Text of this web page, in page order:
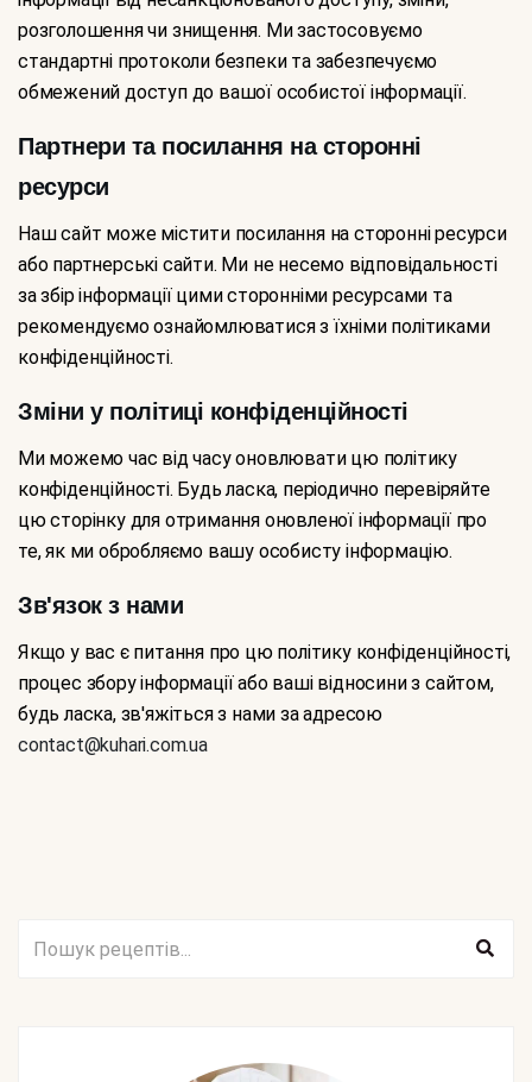
розголошення чи знищення. Ми застосовуємо
стандартні протоколи безпеки та забезпечуємо
обмежений доступ до вашої особистої інформації.
Партнери та посилання на сторонні
ресурси
Наш сайт може містити посилання на сторонні ресурси
або партнерські сайти. Ми не несемо відповідальності
за збір інформації цими сторонніми ресурсами та
рекомендуємо ознайомлюватися з їхніми політиками
конфіденційності.
Зміни у політиці конфіденційності
Ми можемо час від часу оновлювати цю політику
конфіденційності. Будь ласка, періодично перевіряйте
цю сторінку для отримання оновленої інформації про
те, як ми обробляємо вашу особисту інформацію.
Зв'язок з нами
Якщо у вас є питання про цю політику конфіденційності,
процес збору інформації або ваші відносини з сайтом,
будь ласка, зв'яжіться з нами за адресою
contact@kuhari.com.ua